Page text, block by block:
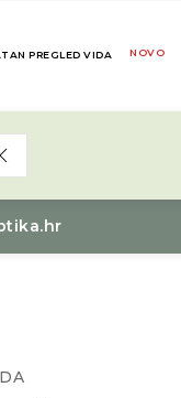
PREGLED VIDA NOVO